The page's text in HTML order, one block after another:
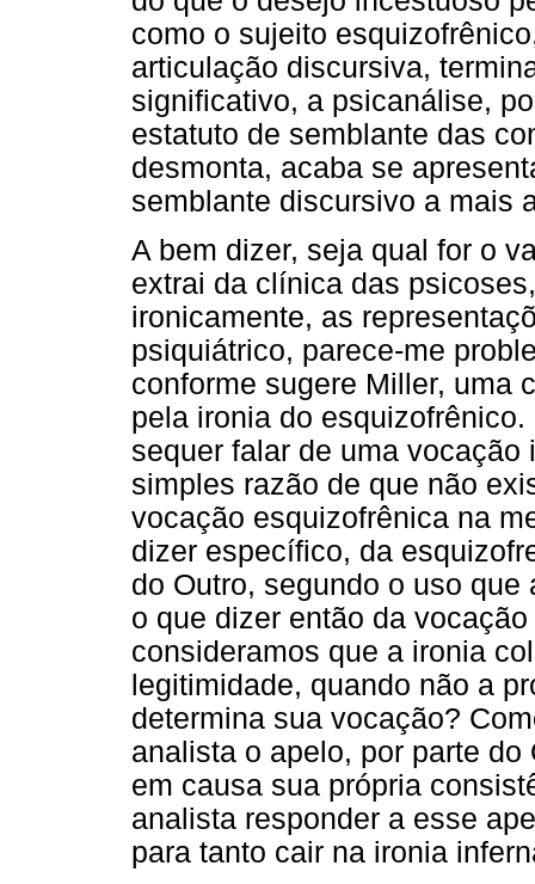
como o sujeito
articulação discursiva,
significativo, a psicanálise,
estatuto de semblante das
desmonta, acaba se
semblante discursivo a mais
A bem dizer, seja qual for o
extrai da clínica das
ironicamente, as
psiquiátrico, parece-me
conforme sugere Miller, uma
pela ironia do
sequer falar de uma
simples razão de que não
vocação esquizofrênica na
dizer específico, da
do Outro, segundo o uso
o que dizer então da
consideramos que a ironia
legitimidade, quando não a
determina sua vocação?
analista o apelo, por parte
em causa sua própria
analista responder a esse
para tanto cair na ironia